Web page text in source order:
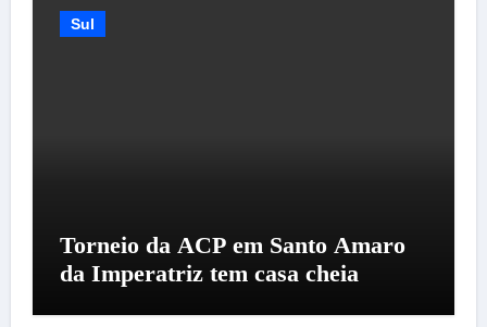
Sul
Torneio da ACP em Santo Amaro
da Imperatriz tem casa cheia